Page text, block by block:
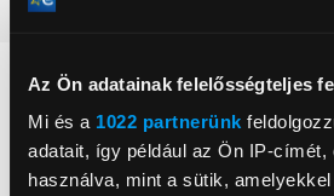
Az Ön adatainak felelősségteljes
Mi és a 1022 partnerünk
adatait, így például az Ön IP-címét,
használva, mint a sütik,
Részletes ismertető
Neked